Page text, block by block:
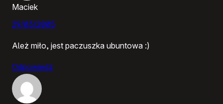
Maciek
29/03/2005
Ależ miło, jest paczuszka ubuntowa :)
Odpowiedz